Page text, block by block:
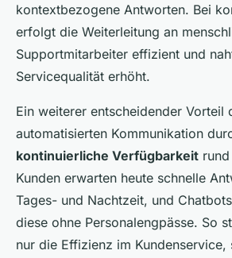
kontextbezogene Antworten. Bei
erfolgt die Weiterleitung an
Supportmitarbeiter effizient und
Servicequalität erhöht.
Ein weiterer entscheidender Vorteil
automatisierten Kommunikation
kontinuierliche Verfügbarkeit
Kunden erwarten heute schnelle
Tages- und Nachtzeit, und
diese ohne Personalengpässe. So
nur die Effizienz im Kundenservice,